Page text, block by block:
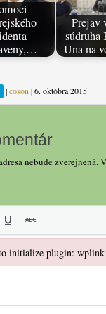
Prejav
Una na
|coson |6. októbra 2015
nebude zverejnená.
initialize plugin: wplink
initialize plugin: wplink